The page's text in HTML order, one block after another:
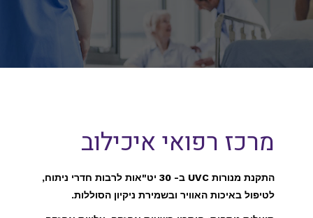
מרכז רפואי איכילוב
התקנת מנורות UVC ב- 30 יט"אות לרבות חדרי ניתוח,
לטיפול באיכות האוויר ובשמירת ניקיון הסוללות.